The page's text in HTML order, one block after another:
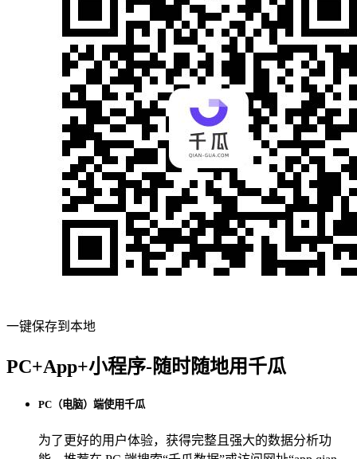
一键保存到本地
PC+App+小程序-随时随地用千瓜
PC（电脑）端使用千瓜
为了更好的用户体验，获得完整且强大的数据分析功